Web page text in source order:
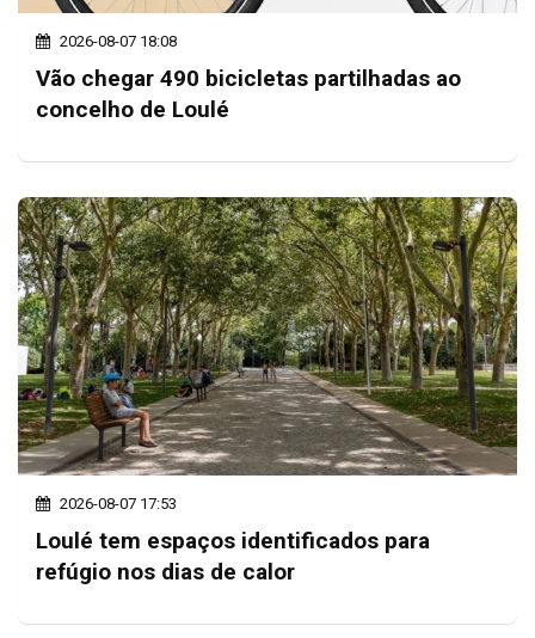
2026-08-07 18:08
Vão chegar 490 bicicletas partilhadas ao
concelho de Loulé
2026-08-07 17:53
Loulé tem espaços identificados para
refúgio nos dias de calor